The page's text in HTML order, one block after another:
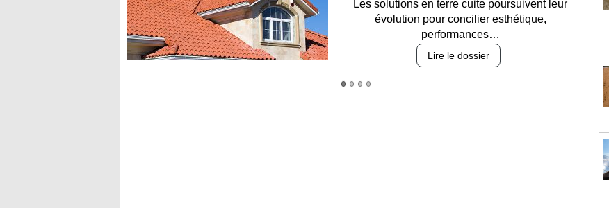
Entre circulation, sécurisation des accès, durabilité
des revêtements et intégration…
Lire le dossier